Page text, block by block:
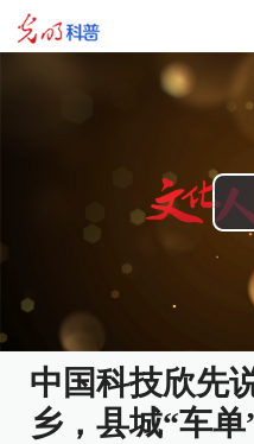
中国科技欣先
乡，县城“车单